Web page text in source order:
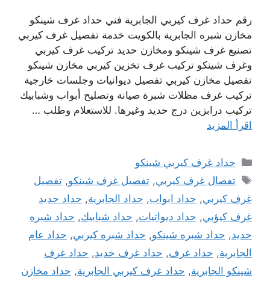
رقم حداد غرف كيربي الجابرية فني حداد غرف شينكو
مخازن شبره الجابرية بالكويت خدمة تفصيل غرف كيربي
تصنيع غرف شينكو ومخازن حديد تركيب غرف كيربي
وغرف شينكو تركيب غرف تخزين كيربي مخازن شينكو
تفصيل مخازن كيربي تفصيل ديوانيات وجلسات خارجية
تركيب غرف مظلات شبرة صيانة وتصليح أبواب وشبابيك
تركيب درابزين درج حديد وغيرها. للاستعلام وطلب …
اقرأ المزيد
التصنيفات
حداد غرف كيربي شينكو
الوسوم
تفصال غرف كيربي,تفصيل غرف شينكو,تفصيل
غرف كيربي, حداد ابواب, حداد الجابرية, حداد حديد
غرف كيؤبي, حداد ديواتيات, حداد شبابيك, حداد شبره
حديد, حداد شبره شينكو, حداد شبره كيربي, حداد عام
الجابرية, حداد غرف, حداد غرف حديد, حداد غرف
شينكو الجابرية, حداد غرف كيربي الجابرية, حداد مخازن